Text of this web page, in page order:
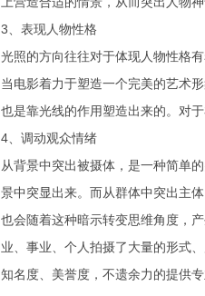
3、表现人物性格
光照的方向往往对于体现人物性格
当电影着力于塑造一个完美的艺术
也是靠光线的作用塑造出来的。对
4、调动观众情绪
从背景中突出被摄体，是一种简单
景中突显出来。而从群体中突出主
也会随着这种暗示转变思维角度，
业、事业、个人拍摄了大量的形式
知名度、美誉度，不遗余力的提供专